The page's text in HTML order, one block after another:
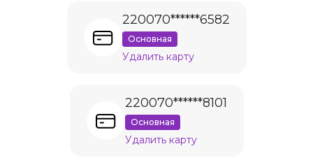
220070******6582
Основная
Удалить карту
220070******8101
Основная
Удалить карту